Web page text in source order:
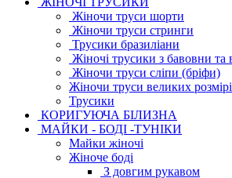
Жіночи труси шорти
Жіночи труси стринги
Трусики бразиліани
Жіночі трусики з бавовни та
Жіночи труси сліпи (бріфи)
Жіночи труси великих
Трусики
КОРИГУЮЧА БІЛИЗНА
МАЙКИ - БОДІ -ТУНІКИ
Майки жіночі
Жіноче боді
З довгим рукавом